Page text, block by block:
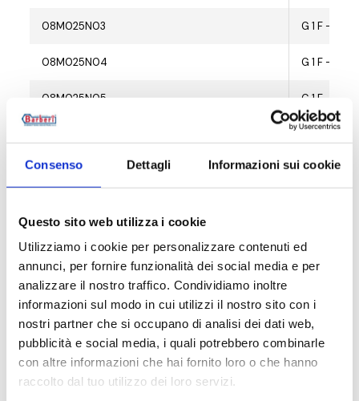
Consenso Dettagli Informazioni sui cookie
Questo sito web utilizza i cookie
Utilizziamo i cookie per personalizzare contenuti ed
annunci, per fornire funzionalità dei social media e per
analizzare il nostro traffico. Condividiamo inoltre
informazioni sul modo in cui utilizzi il nostro sito con i
nostri partner che si occupano di analisi dei dati web,
pubblicità e social media, i quali potrebbero combinarle
con altre informazioni che hai fornito loro o che hanno
raccolto dal tuo utilizzo dei loro servizi.
08M025N03 G 1 F - G 3/
08M025N04 G 1 F - G 3/
08M025N05 G 1 F - G 3/
G 1 F - G 3/
08M025N07 G 1 F - G 3/
08M025N09 G 1 F - G 3/
08M025N10
08M025N12 G 1 F - G 3/